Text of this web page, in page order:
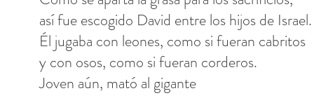
así fue escogido David entre los hijos de Israel.
Él jugaba con leones, como si fueran cabritos
y con osos, como si fueran corderos.
Joven aún, mató al gigante